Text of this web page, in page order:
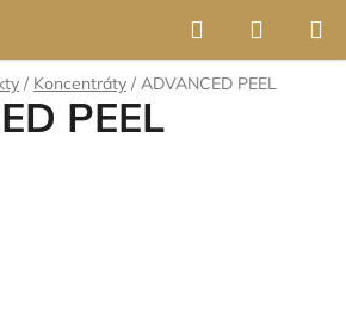
Hledat
KOŠÍK
/ Koncentráty / ADVANCED PEEL
PEEL